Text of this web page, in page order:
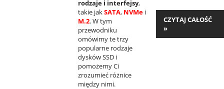
rodzaje i interfejsy,
takie jakSATA, NVMe i
M.2. W tym
przewodniku
omówimy te trzy
popularne rodzaje
dysków SSD i
pomożemy Ci
zrozumieć różnice
między nimi.
CZYTAJ CAŁOŚĆ
»